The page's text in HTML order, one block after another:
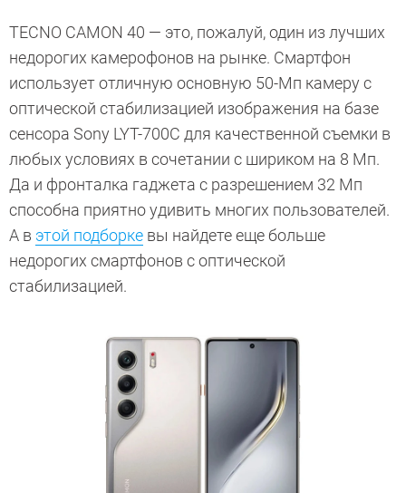
TECNO CAMON 40 — это, пожалуй, один из лучших
недорогих камерофонов на рынке. Смартфон
использует отличную основную 50-Мп камеру с
оптической стабилизацией изображения на базе
сенсора Sony LYT-700C для качественной съемки в
любых условиях в сочетании с шириком на 8 Мп.
Да и фронталка гаджета с разрешением 32 Мп
способна приятно удивить многих пользователей.
А в этой подборке вы найдете еще больше
недорогих смартфонов с оптической
стабилизацией.